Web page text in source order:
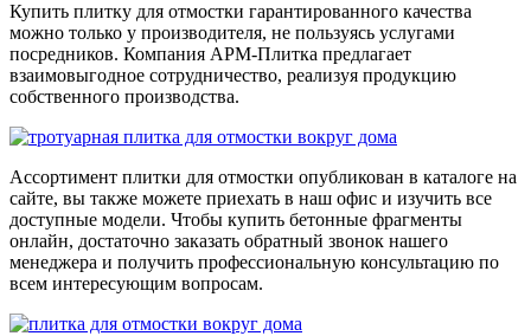
Купить плитку для отмостки гарантированного качества
можно только у производителя, не пользуясь услугами
посредников. Компания АРМ-Плитка предлагает
взаимовыгодное сотрудничество, реализуя продукцию
собственного производства.
Ассортимент плитки для отмостки опубликован в каталоге на
сайте, вы также можете приехать в наш офис и изучить все
доступные модели. Чтобы купить бетонные фрагменты
онлайн, достаточно заказать обратный звонок нашего
менеджера и получить профессиональную консультацию по
всем интересующим вопросам.